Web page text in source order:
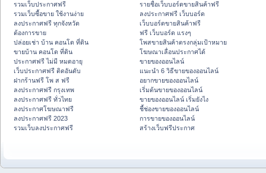
รวมเว็บประกาศฟรี
รวมเว็บซื้อขาย ใช้งานง่าย
ลงประกาศฟรี ทุกจังหวัด
ต้องการขาย
ปล่อยเช่า บ้าน คอนโด ที่ดิน
ขายบ้าน คอนโด ที่ดิน
ประกาศฟรี ไม่มี หมดอายุ
เว็บประกาศฟรี ติดอันดับ
ฝากร้านฟรี โพ ส ฟรี
ลงประกาศฟรี กรุงเทพ
ลงประกาศฟรี ทั่วไทย
ลงประกาศโฆษณาฟรี
ลงประกาศฟรี 2023
รวมเว็บลงประกาศฟรี
รายชื่อเว็บบอร์ดขายสินค้าฟรี
ลงประกาศฟรี เว็บบอร์ด
เว็บบอร์ดขายสินค้าฟรี
ฟรี เว็บบอร์ด แรงๆ
โพสขายสินค้าตรงกลุ่มเป้าหมาย
โฆษณาเลื่อนประกาศได้
ขายของออนไลน์
แนะนำ 6 วิธีขายของออนไลน์
อยากขายของออนไลน์
เริ่มต้นขายของออนไลน์
ขายของออนไลน์ เริ่มยังไง
ชี้ช่องขายของออนไลน์
การขายของออนไลน์
สร้างเว็บฟรีประกาศ